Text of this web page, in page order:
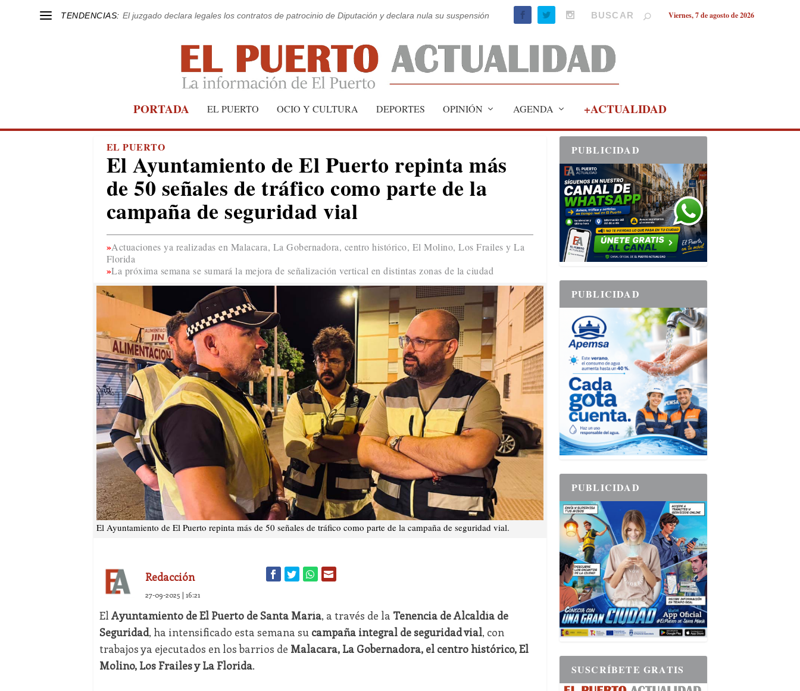
TENDENCIAS: El juzgado declara legales los contratos de patrocinio de Diputación y declara nula su suspensión Viernes, 7 de agosto de 2026
PORTADA EL PUERTO OCIO Y CULTURA DEPORTES OPINIÓN AGENDA +ACTUALIDAD
EL PUERTO
El Ayuntamiento de El Puerto repinta más
de 50 señales de tráfico como parte de la
campaña de seguridad vial
Actuaciones ya realizadas en Malacara, La Gobernadora, centro histórico, El Molino, Los Frailes y La
Florida
La próxima semana se sumará la mejora de señalización vertical en distintas zonas de la ciudad
El Ayuntamiento de El Puerto repinta más de 50 señales de tráfico como parte de la campaña de seguridad vial.
Redacción
27-09-2025 | 16:21
El Ayuntamiento de El Puerto de Santa María, a través de la Tenencia de Alcaldía de
Seguridad, ha intensificado esta semana su campaña integral de seguridad vial, con
trabajos ya ejecutados en los barrios de Malacara, La Gobernadora, el centro histórico, El
Molino, Los Frailes y La Florida.
PUBLICIDAD
PUBLICIDAD
PUBLICIDAD
SUSCRÍBETE GRATIS